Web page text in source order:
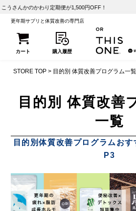
わり定期便が1,500円OFF！
更年期サプリと体質改善の専門店
STORE TOP 目的別 体質改善プログラム一覧
目的別 体質改善
一覧
目的別体質改善プログラムお
P3